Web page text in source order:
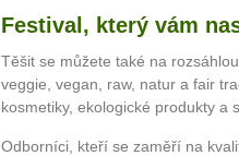
Festival, který vám
Těšit se můžete také na
veggie, vegan, raw, natur a fair
kosmetiky, ekologické produkty a
Odborníci, kteří se zaměří na